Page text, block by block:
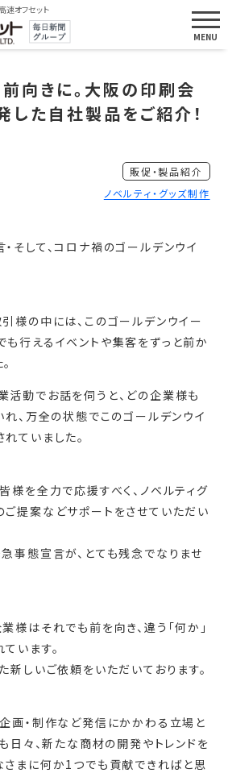
速オフセット
向きに。大阪の印刷会
した自社製品をご紹介！
販促・製品紹介
ノベルティ・グッズ制作
そして、コロナ禍のゴールデンウイ
様の中には、このゴールデンウイー
行えるイベントや集客をずっと前か
活動でお話を伺うと、どの企業様も
れ、万全の状態でこのゴールデンウイ
ていました。
様を全力で応援すべく、ノベルティグ
提案などサポートをさせていただい
事態宣言が、とても残念でなりませ
様はそれでも前を向き、違う「何か」
います。
新しいご依頼をいただいております。
画・制作など発信にかかわる立場と
日々、新たな商材の開発やトレンドを
さまに何か1つでも貢献できればと思